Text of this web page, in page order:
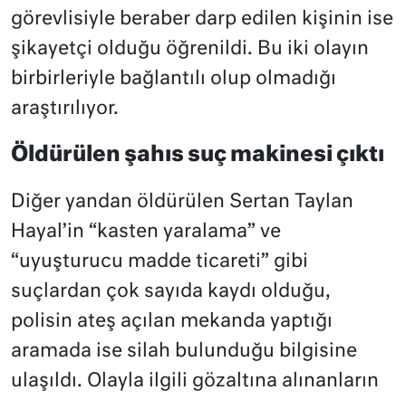
görevlisiyle beraber darp edilen kişinin ise
şikayetçi olduğu öğrenildi. Bu iki olayın
birbirleriyle bağlantılı olup olmadığı
araştırılıyor.
Öldürülen şahıs suç makinesi çıktı
Diğer yandan öldürülen Sertan Taylan
Hayal’in “kasten yaralama” ve
“uyuşturucu madde ticareti” gibi
suçlardan çok sayıda kaydı olduğu,
polisin ateş açılan mekanda yaptığı
aramada ise silah bulunduğu bilgisine
ulaşıldı. Olayla ilgili gözaltına alınanların